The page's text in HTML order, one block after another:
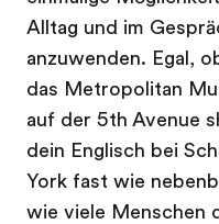
Alltag und im
anzuwenden. Egal,
das Metropolitan
auf der 5th Avenue
dein Englisch bei
York fast wie
wie viele Menschen